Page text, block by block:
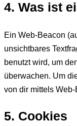
4. Was ist
Ein Web-Beacon
unsichtbares
benutzt wird, um
überwachen. Um
von dir mittels
5. Cookies